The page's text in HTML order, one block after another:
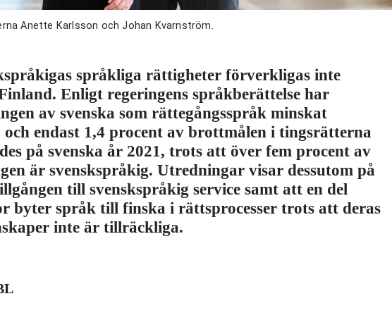
Anette Karlsson och Johan Kvarnström.
språkliga rättigheter förverkligas inte
Enligt regeringens språkberättelse har
av svenska som rättegångsspråk minskat
endast 1,4 procent av brottmålen i tingsrätterna
på svenska år 2021, trots att över fem procent av
är svenskspråkig. Utredningar visar dessutom på
till svenskspråkig service samt att en del
byter språk till finska i rättsprocesser trots att deras
inte är tillräckliga.